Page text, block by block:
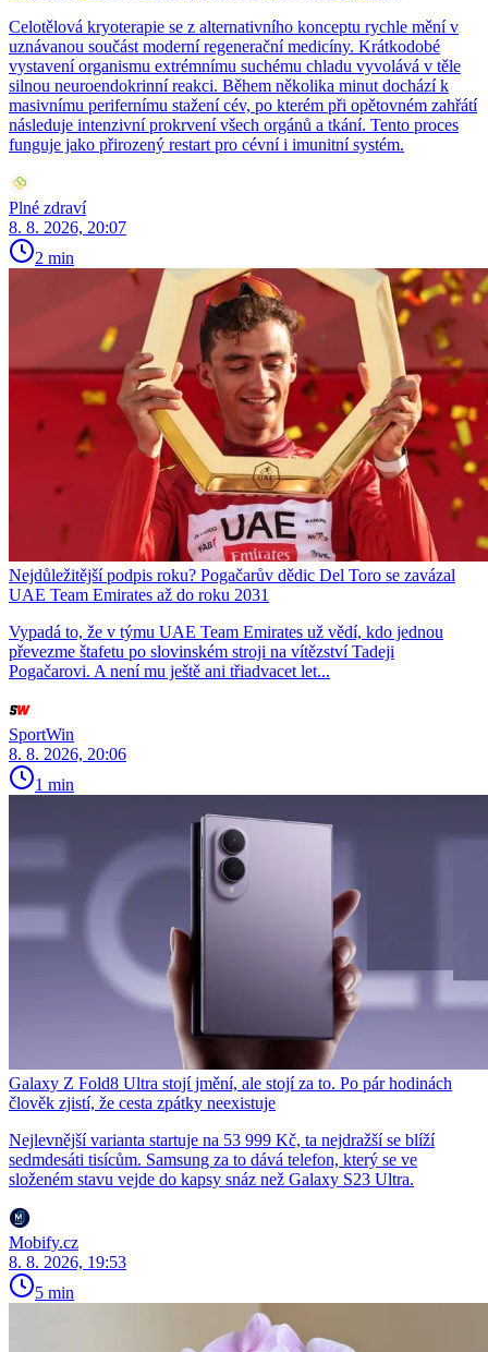
Celotělová kryoterapie se z alternativního konceptu rychle mění v
uznávanou součást moderní regenerační medicíny. Krátkodobé
vystavení organismu extrémnímu suchému chladu vyvolává v těle
silnou neuroendokrinní reakci. Během několika minut dochází k
masivnímu perifernímu stažení cév, po kterém při opětovném zahřátí
následuje intenzivní prokrvení všech orgánů a tkání. Tento proces
funguje jako přirozený restart pro cévní i imunitní systém.
Plné zdraví
8. 8. 2026, 20:07
2 min
Nejdůležitější podpis roku? Pogačarův dědic Del Toro se zavázal
UAE Team Emirates až do roku 2031
Vypadá to, že v týmu UAE Team Emirates už vědí, kdo jednou
převezme štafetu po slovinském stroji na vítězství Tadeji
Pogačarovi. A není mu ještě ani třiadvacet let...
SportWin
8. 8. 2026, 20:06
1 min
Galaxy Z Fold8 Ultra stojí jmění, ale stojí za to. Po pár hodinách
člověk zjistí, že cesta zpátky neexistuje
Nejlevnější varianta startuje na 53 999 Kč, ta nejdražší se blíží
sedmdesáti tisícům. Samsung za to dává telefon, který se ve
složeném stavu vejde do kapsy snáz než Galaxy S23 Ultra.
Mobify.cz
8. 8. 2026, 19:53
5 min